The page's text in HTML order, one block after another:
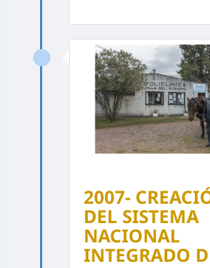
2007-
DEL SISTEMA
NACIONAL
INTEGRADO